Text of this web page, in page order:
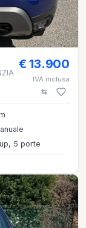
€ 13.900
IVA inclusa
5 porte